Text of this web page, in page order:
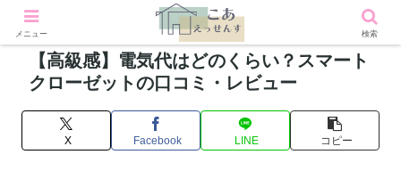
【高級感】電気代はどのくらい？スマート
クローゼットの口コミ・レビュー
X Facebook LINE コピー
メニュー 検索